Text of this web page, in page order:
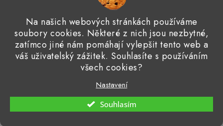
Na našich webových stránkách používáme
soubory cookies. Některé z nich jsou nezbytné,
zatímco jiné nám pomáhají vylepšit tento web a
váš uživatelský zážitek. Souhlasíte s používáním
všech cookies?
Nastavení
Souhlasím
Přijímáme online platby
Detailingclub Dodo Juice Gyeon Quartz ValetPRO
Microfiber Madness
Vytvořil Shoptet
Copyright 2026Detailingshop. Všechna práva vyhrazena.